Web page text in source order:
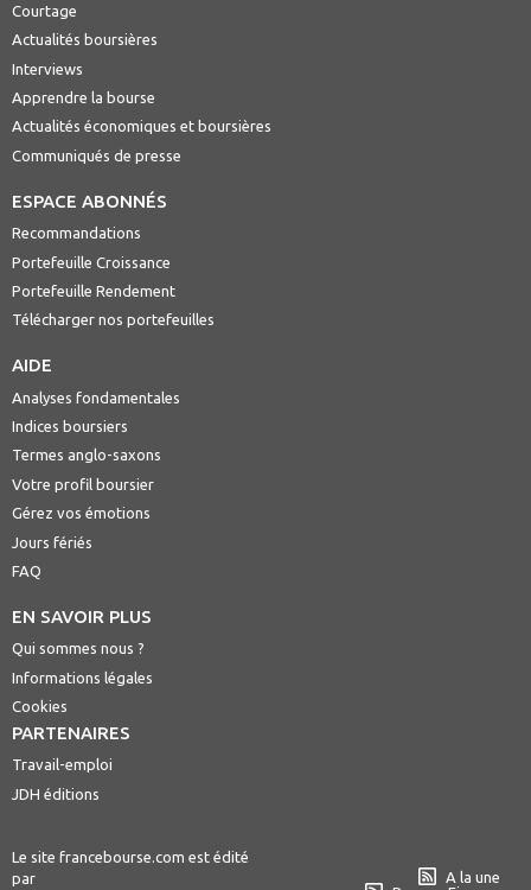
Courtage
Actualités boursières
Interviews
Apprendre la bourse
Actualités économiques et boursières
Communiqués de presse
ESPACE ABONNÉS
Recommandations
Portefeuille Croissance
Portefeuille Rendement
Télécharger nos portefeuilles
AIDE
Analyses fondamentales
Indices boursiers
Termes anglo-saxons
Votre profil boursier
Gérez vos émotions
Jours fériés
FAQ
EN SAVOIR PLUS
Qui sommes nous ?
Informations légales
Cookies
PARTENAIRES
Travail-emploi
JDH éditions
Le site francebourse.com est édité
par
A la une